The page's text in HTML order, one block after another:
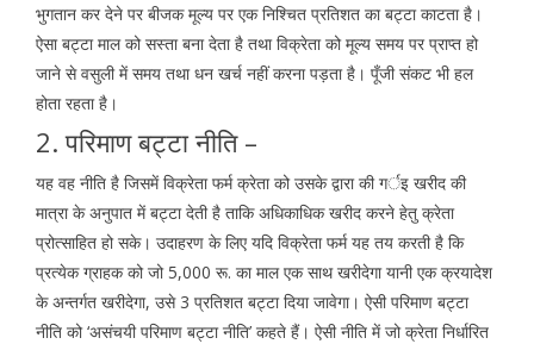
भुगतान कर देने पर बीजक मूल्य पर एक निश्चित प्रतिशत का बट्टा काटता है।
ऐसा बट्टा माल को सस्ता बना देता है तथा विक्रेता को मूल्य समय पर प्राप्त हो
जाने से वसुली में समय तथा धन खर्च नहीं करना पड़ता है। पूँजी संकट भी हल
होता रहता है।
2. परिमाण बट्टा नीति –
यह वह नीति है जिसमें विक्रेता फर्म क्रेता को उसके द्वारा की गर्इ खरीद की
मात्रा के अनुपात में बट्टा देती है ताकि अधिकाधिक खरीद करने हेतु क्रेता
प्रोत्साहित हो सके। उदाहरण के लिए यदि विक्रेता फर्म यह तय करती है कि
प्रत्येक ग्राहक को जो 5,000 रू. का माल एक साथ खरीदेगा यानी एक क्रयादेश
के अन्तर्गत खरीदेगा, उसे 3 प्रतिशत बट्टा दिया जावेगा। ऐसी परिमाण बट्टा
नीति को ‘असंचयी परिमाण बट्टा नीति’ कहते हैं। ऐसी नीति में जो क्रेता निर्धारित